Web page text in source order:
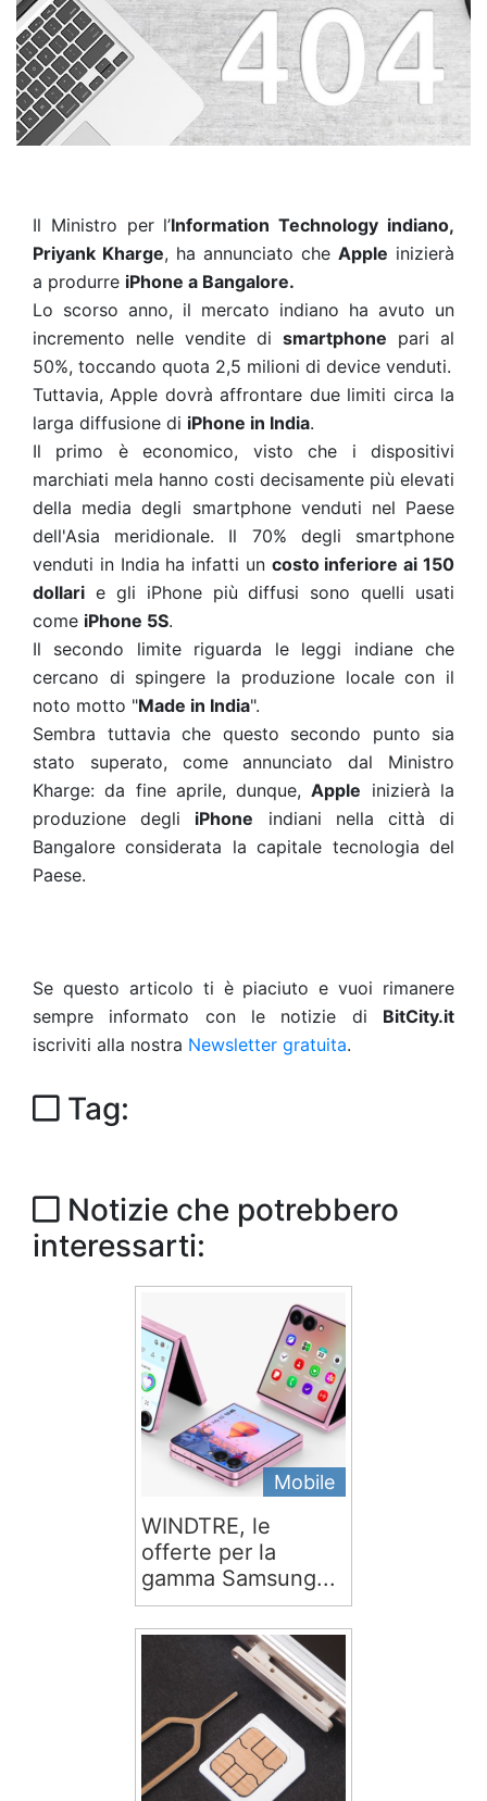
Il Ministro per l’Information Technology indiano,
Priyank Kharge, ha annunciato che Apple inizierà
a produrre iPhone a Bangalore.
Lo scorso anno, il mercato indiano ha avuto un
incremento nelle vendite di smartphone pari al
50%, toccando quota 2,5 milioni di device venduti.
Tuttavia, Apple dovrà affrontare due limiti circa la
larga diffusione di iPhone in India.
Il primo è economico, visto che i dispositivi
marchiati mela hanno costi decisamente più elevati
della media degli smartphone venduti nel Paese
dell'Asia meridionale. Il 70% degli smartphone
venduti in India ha infatti un costo inferiore ai 150
dollari e gli iPhone più diffusi sono quelli usati
come iPhone 5S.
Il secondo limite riguarda le leggi indiane che
cercano di spingere la produzione locale con il
noto motto "Made in India".
Sembra tuttavia che questo secondo punto sia
stato superato, come annunciato dal Ministro
Kharge: da fine aprile, dunque,Apple inizierà la
produzione degli iPhone indiani nella città di
Bangalore considerata la capitale tecnologia del
Paese.
Se questo articolo ti è piaciuto e vuoi rimanere
sempre informato con le notizie di BitCity.it
iscriviti alla nostra Newsletter gratuita.
Tag:
Notizie che potrebbero
interessarti:
Mobile
WINDTRE, le
offerte per la
gamma Samsung...